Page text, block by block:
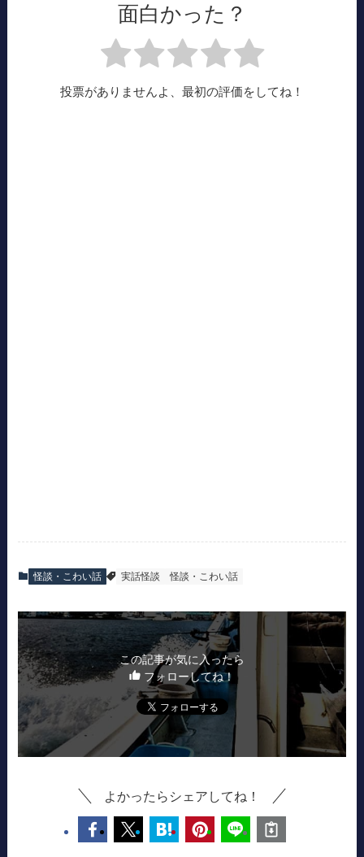
面白かった？
投票がありませんよ、最初の評価をしてね！
怪談・こわい話 実話怪談 怪談・こわい話
この記事が気に入ったら
フォローしてね！
よかったらシェアしてね！